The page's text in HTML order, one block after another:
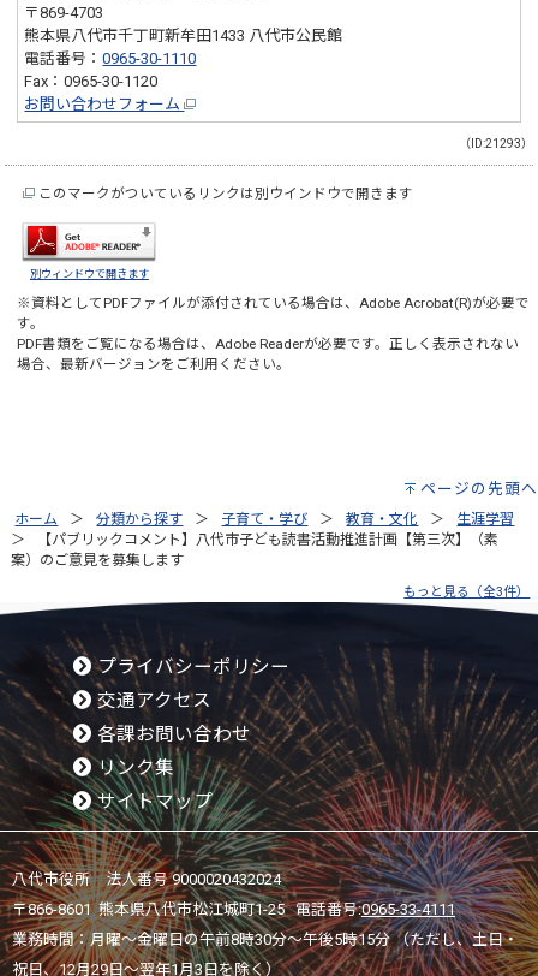
〒869-4703
熊本県八代市千丁町新牟田1433 八代市公民館
電話番号：0965-30-1110
Fax：0965-30-1120
お問い合わせフォーム
（ID:21293）
このマークがついているリンクは別ウインドウで開きます
別ウィンドウで開きます
※資料としてPDFファイルが添付されている場合は、Adobe Acrobat(R)が必要で
す。
PDF書類をご覧になる場合は、Adobe Readerが必要です。正しく表示されない
場合、最新バージョンをご利用ください。
ページの先頭へ
ホーム 分類から探す 子育て・学び 教育・文化
生涯学習
【パブリックコメント】八代市子ども読書活動推進計画【第三次】（素
案）のご意見を募集します
もっと見る（全3件）
プライバシーポリシー
交通アクセス
各課お問い合わせ
リンク集
サイトマップ
八代市役所 法人番号 9000020432024
〒866-8601 熊本県八代市松江城町1-25 電話番号:0965-33-4111
業務時間：月曜～金曜日の午前8時30分～午後5時15分 （ただし、土日・
祝日、12月29日～翌年1月3日を除く）